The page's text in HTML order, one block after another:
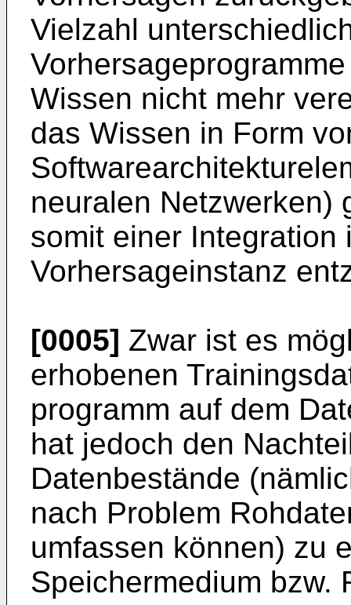
Vielzahl
Wissen nicht mehr
das Wissen in Form
neuralen Netzwerken)
somit einer Integration
Vorhersageinstanz
[0005] Zwar ist es
erhobenen
programm auf dem
hat jedoch den
Datenbestände
nach Problem
umfassen können) zu
Speichermedium bzw.